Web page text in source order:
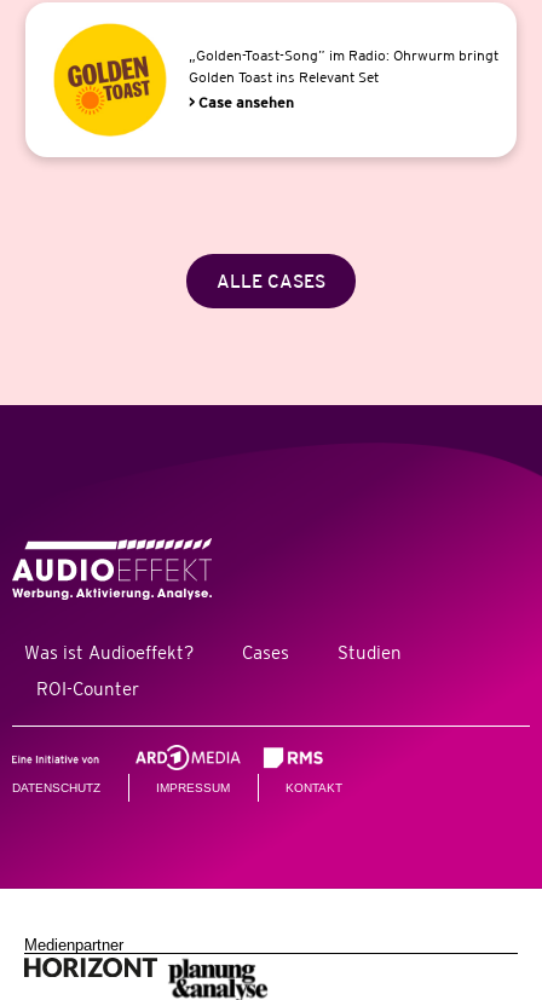
„Golden-Toast-Song” im Radio: Ohrwurm bringt
Golden Toast ins Relevant Set
> Case ansehen
ALLE CASES
Was ist Audioeffekt? Cases
Studien
ROI-Counter
DATENSCHUTZ IMPRESSUM KONTAKT
Medienpartner